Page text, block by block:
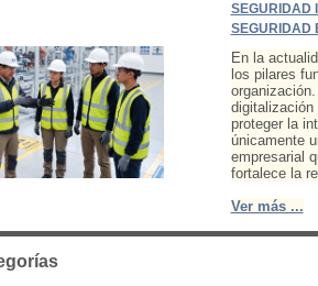
SEGURIDAD
SEGURIDAD
En la
los pilares
proteger la
únicamente
empresarial
fortalece la
Ver más ...